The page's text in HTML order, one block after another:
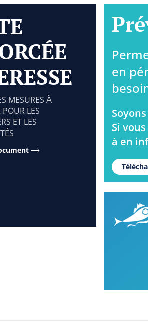
MESURES À
POUR LES
ET LES
en
Si
à en